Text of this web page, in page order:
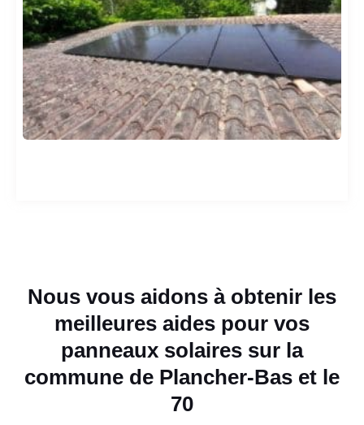
Nous vous aidons à obtenir les
meilleures aides pour vos
panneaux solaires sur la
commune de Plancher-Bas et le
70